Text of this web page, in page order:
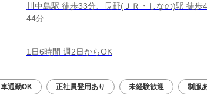
川中島駅 徒歩33分、長野(ＪＲ・しなの)駅 徒
44分
1日6時間 週2日からOK
車通勤OK 正社員登用あり 未経験歓迎 制服